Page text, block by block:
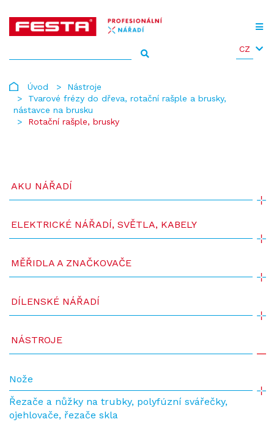
CZ
Úvod
Nástroje
Tvarové frézy do dřeva, rotační rašple a brusky,
nástavce na brusku
Rotační rašple, brusky
AKU NÁŘADÍ
ELEKTRICKÉ NÁŘADÍ, SVĚTLA, KABELY
MĚŘIDLA A ZNAČKOVAČE
DÍLENSKÉ NÁŘADÍ
NÁSTROJE
Nože
Řezače a nůžky na trubky, polyfúzní svářečky,
ojehlovače, řezače skla